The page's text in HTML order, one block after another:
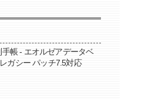
手帳 - エオルゼアデータベ
ガシー パッチ7.5対応